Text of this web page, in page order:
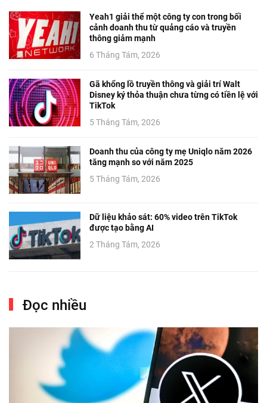
Yeah1 giải thể một công ty con trong bối
cảnh doanh thu từ quảng cáo và truyền
thông giảm mạnh
6 Tháng Tám, 2026
Gã khổng lồ truyền thông và giải trí Walt
Disney ký thỏa thuận chưa từng có tiền lệ với
TikTok
5 Tháng Tám, 2026
Doanh thu của công ty mẹ Uniqlo năm 2026
tăng mạnh so với năm 2025
5 Tháng Tám, 2026
Dữ liệu khảo sát: 60% video trên TikTok
được tạo bằng AI
2 Tháng Tám, 2026
Đọc nhiều